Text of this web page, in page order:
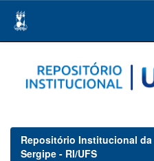
navigation
Repositório Institucional
Sergipe - RI/UFS